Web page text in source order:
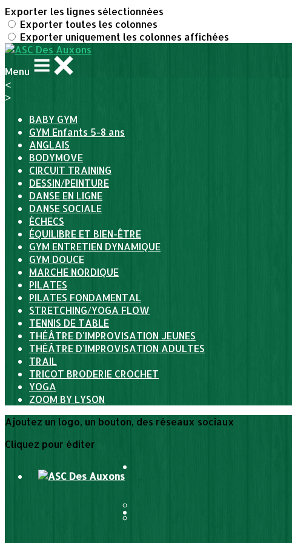
Exporter les lignes sélectionnées
Exporter toutes les colonnes
Exporter uniquement les colonnes affichées
Menu
<
>
BABY GYM
GYM Enfants 5-8 ans
ANGLAIS
BODYMOVE
CIRCUIT TRAINING
DESSIN/PEINTURE
DANSE EN LIGNE
DANSE SOCIALE
ÉCHECS
ÉQUILIBRE ET BIEN-ÊTRE
GYM ENTRETIEN DYNAMIQUE
GYM DOUCE
MARCHE NORDIQUE
PILATES
PILATES FONDAMENTAL
STRETCHING/YOGA FLOW
TENNIS DE TABLE
THÉÂTRE D'IMPROVISATION JEUNES
THÉÂTRE D'IMPROVISATION ADULTES
TRAIL
TRICOT BRODERIE CROCHET
YOGA
ZOOM BY LYSON
Ajoutez un logo, un bouton, des réseaux sociaux
Cliquez pour éditer